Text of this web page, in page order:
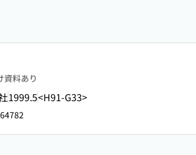
資料あり
1999.5<H91-G33>